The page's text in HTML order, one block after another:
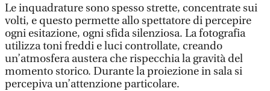
Le inquadrature sono spesso strette, concentrate sui
volti, e questo permette allo spettatore di percepire
ogni esitazione, ogni sfida silenziosa. La fotografia
utilizza toni freddi e luci controllate, creando
un’atmosfera austera che rispecchia la gravità del
momento storico. Durante la proiezione in sala si
percepiva un’attenzione particolare.